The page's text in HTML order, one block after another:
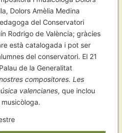
Dolors Amèlia Medina
del Conservatori
Rodrigo de València; gràcies
està catalogada i pot ser
del conservatori. El 21
de la Generalitat
compositores. Les
valencianes, que inclou